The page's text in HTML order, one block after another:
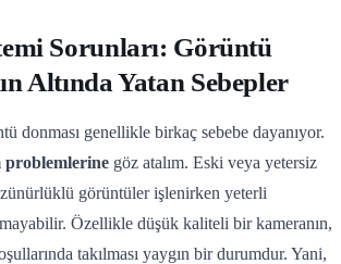
Sorunları: Görüntü
Altında Yatan Sebepler
donması genellikle birkaç sebebe dayanıyor.
problemlerine göz atalım. Eski veya yetersiz
görüntüler işlenirken yeterli
Özellikle düşük kaliteli bir kameranın,
takılması yaygın bir durumdur. Yani,